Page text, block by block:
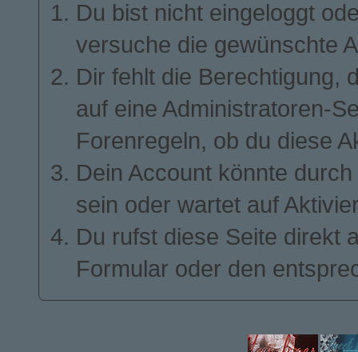
ALLES UM TECHNOLOGIE. DER RUF DER
FAKULTÄT IST NICHT GRUNDLOS SO GUT –
GEORGE SMOOT, MARIO MOLINA ODER
RICHARD FEYNMAN PROMOVIERTEN HIER.
QUASI MIT BLICKKONTAKT ZUM MIT, LIEGT
DIE JOHN D. O’BRYANT SCHOOL OF
JUNGE GENIES EIN VORLÄUFER ZUM MIT.
DIE BEIDEN BILDUNGSEINRICHTUNGEN
ABSOLVENTEN DER „JDOB“ WERDEN VOM
MIT BEVORZUGT ANGENOMMEN.
DER DRITTE HAUPTSPIELORT – MERCURY
TECH. EIN GIGANTISCHES TECHNOLOGIE-
SOFTWARE-LÖSUNGEN SPEZIALISIERT HAT.
IM VORDERGRUND STEHT DAS PROJEKT
DIE DEN ÜBLICHEN HAUSHALTSHILFEN WIE
ALEXA, SIRI UND CO NICHT NUR
KONKURRENZ MACHEN, SONDERN
MERCURY HAT ABER NOCH MEHR ZU
BIETEN: MIT PROJEKT „JUPITER“ STEHT DIE
Du bist nicht eingeloggt
versuche die gewünschte
Dir fehlt die Berechtigung,
auf eine Administratoren-
Forenregeln, ob du diese
Dein Account könnte
sein oder wartet auf
Du rufst diese Seite direkt
Formular oder den